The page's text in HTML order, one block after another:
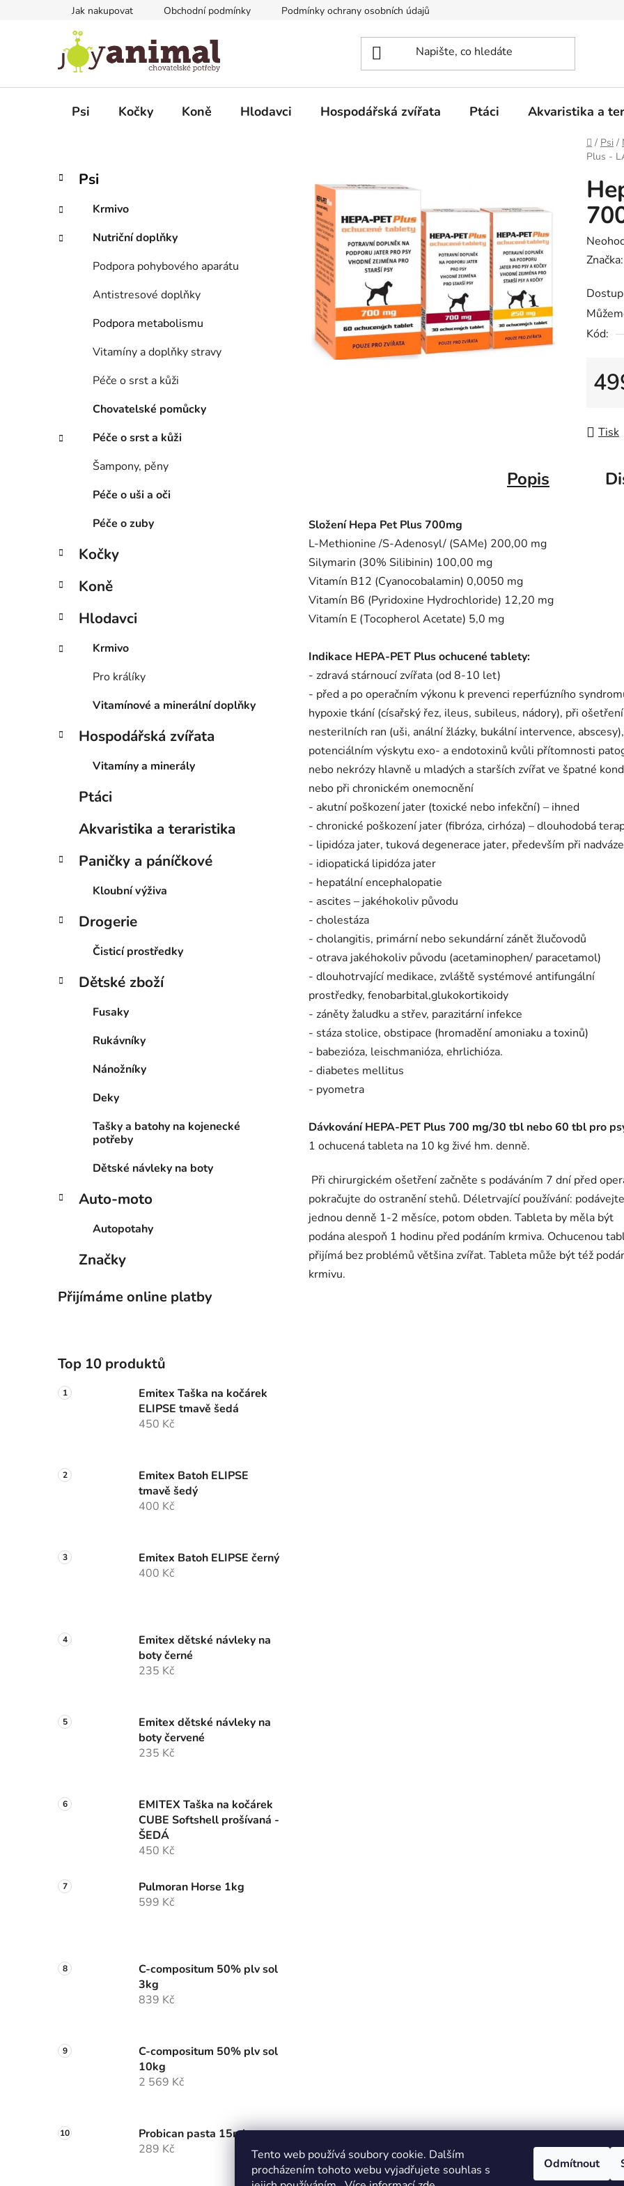
Tento web používá soubory cookie. Dalším
procházením tohoto webu vyjadřujete souhlas s
Odmítnout
Jak nakupovat Obchodní podmínky Podmínky ochrany osobních údajů
Psi Kočky Koně Hlodavci Hospodářská zvířata Ptáci Akvaristika a
Domů
/ Psi /
Plus -
P
s
r
Přeskočit
kategorie
K
a
e
g
o
Psi
Krmivo
Nutriční doplňky
Podpora pohybového aparátu
Antistresové doplňky
Podpora metabolismu
Vitamíny a doplňky stravy
Péče o srst a kůži
Chovatelské pomůcky
Péče o srst a kůži
Šampony, pěny
Péče o uši a oči
Péče o zuby
Kočky
Koně
Hlodavci
Krmivo
Pro králíky
Vitamínové a minerální doplňky
Hospodářská zvířata
Vitamíny a minerály
Ptáci
Akvaristika a teraristika
Paničky a páníčkové
Kloubní výživa
Drogerie
Čisticí prostředky
Dětské zboží
Fusaky
Rukávníky
Nánožníky
Deky
Tašky a batohy na kojenecké
potřeby
Dětské návleky na boty
Auto-moto
Autopotahy
Značky
Přijímáme online platby
Top 10 produktů
Emitex Taška na kočárek
ELIPSE tmavě šedá
450 Kč
Emitex Batoh ELIPSE
tmavě šedý
400 Kč
Emitex Batoh ELIPSE černý
400 Kč
Emitex dětské návleky na
boty černé
235 Kč
Emitex dětské návleky na
boty červené
235 Kč
EMITEX Taška na kočárek
CUBE Softshell prošívaná -
ŠEDÁ
450 Kč
Pulmoran Horse 1kg
599 Kč
C-compositum 50% plv sol
3kg
839 Kč
C-compositum 50% plv sol
10kg
2 569 Kč
Probican pasta 15ml
289 Kč
je
0,0
z
Kód:
Tisk
Popis
Složení Hepa Pet Plus 700mg
L-Methionine /S-Adenosyl/ (SAMe) 200,00 mg
Silymarin (30% Silibinin) 100,00 mg
Vitamín B12 (Cyanocobalamin) 0,0050 mg
Vitamín B6 (Pyridoxine Hydrochloride) 12,20 mg
Vitamín E (Tocopherol Acetate) 5,0 mg
Indikace HEPA-PET Plus ochucené tablety:
- zdravá stárnoucí zvířata (od 8-10 let)
- před a po operačním výkonu k prevenci reperfúzního
hypoxie tkání (císařský řez, ileus, subileus, nádory), při ošetření
nesterilních ran (uši, anální žlázky, bukální intervence,
potenciálním výskytu exo- a endotoxinů kvůli přítomnosti
nebo nekrózy hlavně u mladých a starších zvířat ve špatné
nebo při chronickém onemocnění
- akutní poškození jater (toxické nebo infekční) – ihned
- chronické poškození jater (fibróza, cirhóza) – dlouhodobá
- lipidóza jater, tuková degenerace jater, především při nadváze
- idiopatická lipidóza jater
- hepatální encephalopatie
- ascites – jakéhokoliv původu
- cholestáza
- cholangitis, primární nebo sekundární zánět žlučovodů
- otrava jakéhokoliv původu (acetaminophen/ paracetamol)
- dlouhotrvající medikace, zvláště systémové antifungální
prostředky, fenobarbital,glukokortikoidy
- záněty žaludku a střev, parazitární infekce
- stáza stolice, obstipace (hromadění amoniaku a toxinů)
- babezióza, leischmanióza, ehrlichióza.
- diabetes mellitus
- pyometra
Dávkování HEPA-PET Plus 700 mg/30 tbl nebo 60 tbl pro
1 ochucená tableta na 10 kg živé hm. denně.
Při chirurgickém ošetření začněte s podáváním 7 dní před
pokračujte do ostranění stehů. Déletrvající používání: podávejte
jednou denně 1-2 měsíce, potom obden. Tableta by měla být
podána alespoň 1 hodinu před podáním krmiva. Ochucenou
přijímá bez problémů většina zvířat. Tableta může být též
krmivu.